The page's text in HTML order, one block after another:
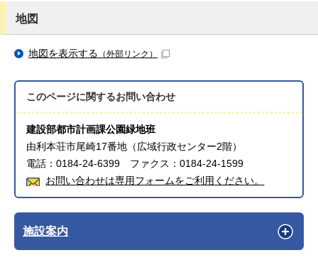
地図
地図を表示する （外部リンク）
このページに関するお問い合わせ
建設部都市計画課公園緑地班
由利本荘市尾崎17番地（広域行政センター2階）
電話：0184-24-6399 ファクス：0184-24-1599
お問い合わせは専用フォームをご利用ください。
施設案内